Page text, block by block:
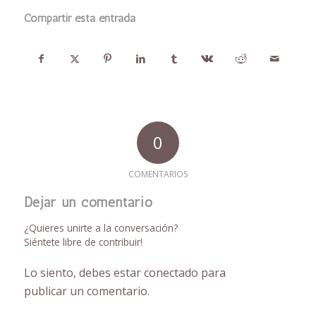
Compartir esta entrada
0
COMENTARIOS
Dejar un comentario
¿Quieres unirte a la conversación?
Siéntete libre de contribuir!
Lo siento, debes estarconectado para
publicar un comentario.